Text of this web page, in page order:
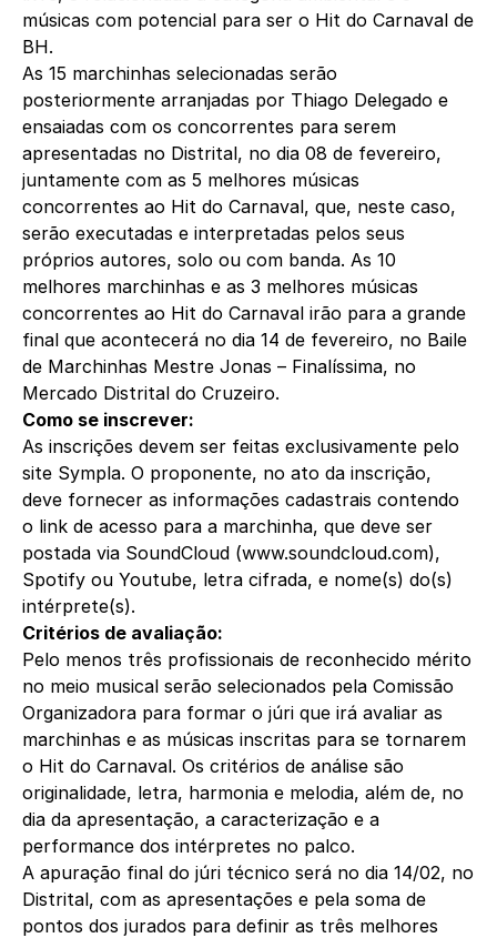
músicas com potencial para ser o Hit do Carnaval de
BH.
As 15 marchinhas selecionadas serão
posteriormente arranjadas por Thiago Delegado e
ensaiadas com os concorrentes para serem
apresentadas no Distrital, no dia 08 de fevereiro,
juntamente com as 5 melhores músicas
concorrentes ao Hit do Carnaval, que, neste caso,
serão executadas e interpretadas pelos seus
próprios autores, solo ou com banda. As 10
melhores marchinhas e as 3 melhores músicas
concorrentes ao Hit do Carnaval irão para a grande
final que acontecerá no dia 14 de fevereiro, no Baile
de Marchinhas Mestre Jonas – Finalíssima, no
Mercado Distrital do Cruzeiro.
Como se inscrever:
As inscrições devem ser feitas exclusivamente pelo
site Sympla. O proponente, no ato da inscrição,
deve fornecer as informações cadastrais contendo
o link de acesso para a marchinha, que deve ser
postada via SoundCloud (www.soundcloud.com),
Spotify ou Youtube, letra cifrada, e nome(s) do(s)
intérprete(s).
Critérios de avaliação:
Pelo menos três profissionais de reconhecido mérito
no meio musical serão selecionados pela Comissão
Organizadora para formar o júri que irá avaliar as
marchinhas e as músicas inscritas para se tornarem
o Hit do Carnaval. Os critérios de análise são
originalidade, letra, harmonia e melodia, além de, no
dia da apresentação, a caracterização e a
performance dos intérpretes no palco.
A apuração final do júri técnico será no dia 14/02, no
Distrital, com as apresentações e pela soma de
pontos dos jurados para definir as três melhores